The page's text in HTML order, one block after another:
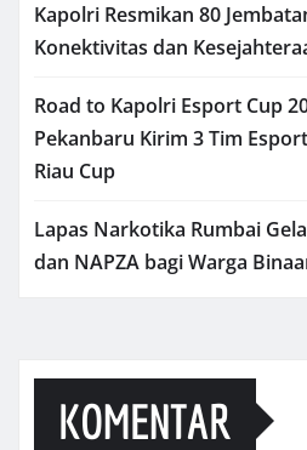
Kapolri Resmikan 80
Konektivitas dan
Road to Kapolri Esport Cup
Pekanbaru Kirim 3 Tim
Riau Cup
Lapas Narkotika Rumbai
dan NAPZA bagi Warga
KOMENTAR